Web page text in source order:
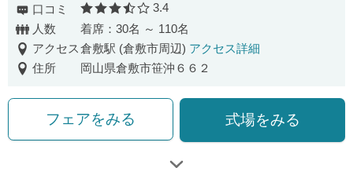
口コミ 口コミ評価
3.4
人数
着席：30名 ～ 110名
アクセス倉敷駅 (倉敷市周辺) アクセス詳細
住所
岡山県倉敷市笹沖６６２
フェアをみる 式場をみる